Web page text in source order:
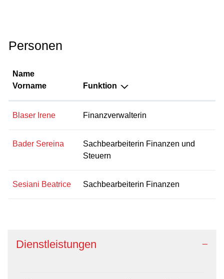
Personen
Name
Vorname
Funktion
Blaser Irene Finanzverwalterin
Bader Sereina
Sachbearbeiterin Finanzen und
Steuern
Sesiani Beatrice Sachbearbeiterin Finanzen
Dienstleistungen